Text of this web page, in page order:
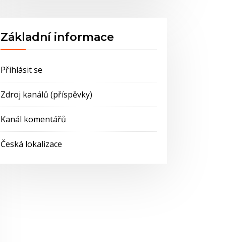
Základní informace
Přihlásit se
Zdroj kanálů (příspěvky)
Kanál komentářů
Česká lokalizace